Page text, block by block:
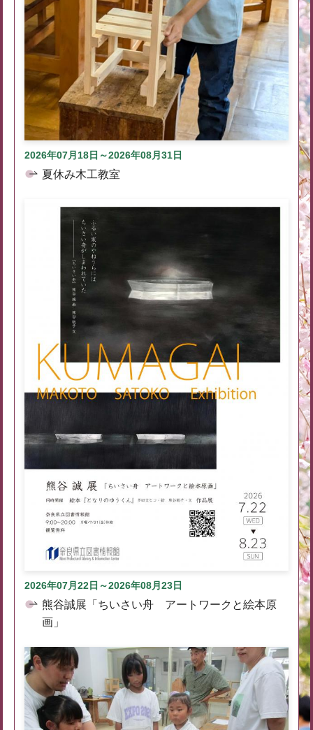
2026年07月18日～2026年08月31日
夏休み木工教室
2026年07月22日～2026年08月23日
熊谷誠展「ちいさい舟 アートワークと絵本原
画」